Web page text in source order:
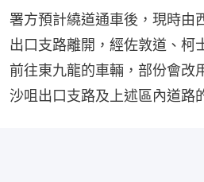
署方預計繞道通車後，現時由
出口支路離開，經佐敦道️、柯
前往東九龍的車輛，部份會改
沙咀出口支路及上述區內道路